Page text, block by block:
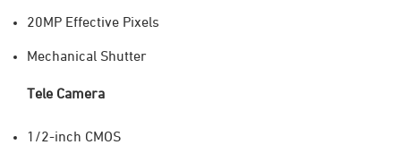
20MP Effective Pixels
Mechanical Shutter
Tele Camera
1/2-inch CMOS